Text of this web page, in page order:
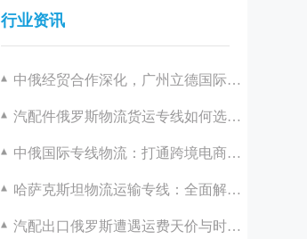
行业资讯
中俄经贸合作深化，广州立德国际物流助力双边发展
汽配件俄罗斯物流货运专线如何选择？广州立德国际物流一站式解决方案解析
中俄国际专线物流：打通跨境电商的高效通道
哈萨克斯坦物流运输专线：全面解析与优化策略
汽配出口俄罗斯遭遇运费天价与时效困境？立德国际助您破局！